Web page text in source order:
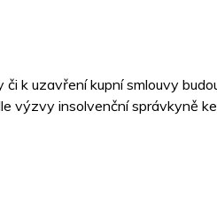
k uzavření kupní smlouvy
výzvy insolvenční správkyně